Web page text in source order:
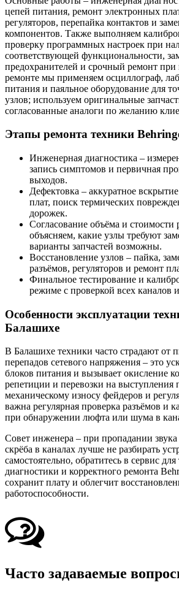
цепей питания, ремонт электронных
регуляторов, перепайка контактов и
компонентов. Также выполняем
проверку программных настроек при
соответствующей функциональности,
предохранителей и срочный ремонт
ремонте мы применяем осциллограф,
питания и паяльное оборудование для
узлов; используем оригинальные
согласованные аналоги по желанию
Этапы ремонта техники
Инженерная диагностика –
запись симптомов и первичная
выходов.
Дефектовка – аккуратное
плат, поиск термических
дорожек.
Согласование объёма и стоимости
объясняем, какие узлы требуют
варианты запчастей возможны.
Восстановление узлов – пайка,
разъёмов, регуляторов и ремонт
Финальное тестирование и
режиме с проверкой всех каналов
Особенности эксплуатации
Балашихе
В Балашихе техники часто страдают от
перепадов сетевого напряжения – это
блоков питания и вызывает окисление
репетиции и перевозки на выступления
механическому износу фейдеров и
важна регулярная проверка разъёмов и
при обнаружении люфта или шума в
Совет инженера – при пропадании
скрёба в каналах лучше не разбирать
самостоятельно, обратитесь в сервис
диагностики и корректного ремонта
сохранит плату и облегчит
работоспособности.
Часто задаваемые